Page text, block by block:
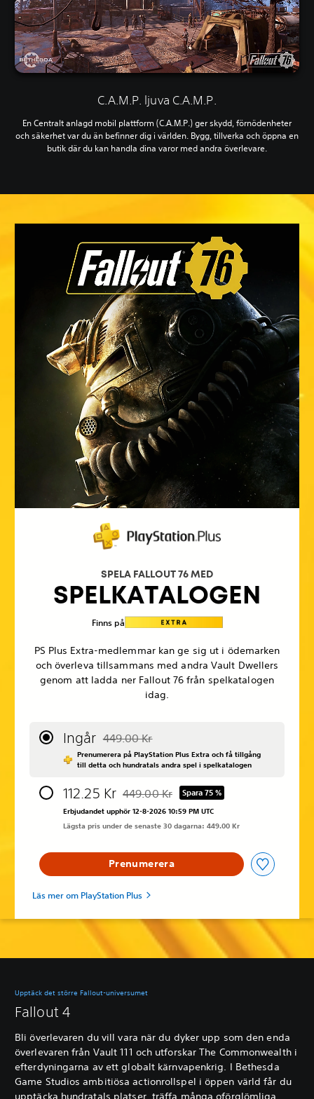
C.A.M.P. ljuva C.A.M.P.
En Centralt anlagd mobil plattform (C.A.M.P.) ger skydd, förnödenheter
och säkerhet var du än befinner dig i världen. Bygg, tillverka och öppna en
butik där du kan handla dina varor med andra överlevare.
SPELA FALLOUT 76 MED
SPELKATALOGEN
Finns på
PS Plus Extra-medlemmar kan ge sig ut i ödemarken
och överleva tillsammans med andra Vault Dwellers
genom att ladda ner Fallout 76 från spelkatalogen
idag.
Ingår Nedsatt från ursprungspriset på 449.00 Kr
449.00 Kr
Prenumerera på PlayStation Plus Extra och få tillgång
till detta och hundratals andra spel i spelkatalogen
112.25 Kr Nedsatt från ursprungspriset på 449.00
449.00 Kr Spara 75 %
Erbjudandet upphör 12-8-2026 10:59 PM UTC
Lägsta pris under de senaste 30 dagarna: 449.00 Kr
Prenumerera
Läs mer om PlayStation Plus
Upptäck det större Fallout-universumet
Fallout 4
Bli överlevaren du vill vara när du dyker upp som den enda
överlevaren från Vault 111 och utforskar The Commonwealth i
efterdyningarna av ett globalt kärnvapenkrig. I Bethesda
Game Studios ambitiösa actionrollspel i öppen värld får du
upptäcka hundratals platser, träffa många oförglömliga